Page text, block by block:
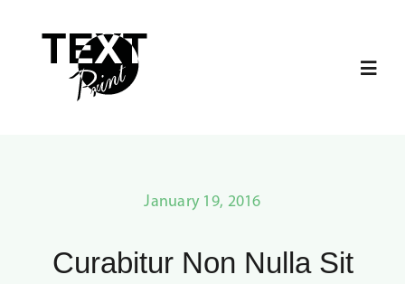
Gravyr
January 19, 2016
Curabitur Non Nulla Sit